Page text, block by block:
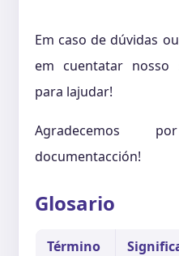
Em caso de dúvidas
em cuentatar nosso
para lajudar!
Agradecemos
documentacción!
Glosario
Término